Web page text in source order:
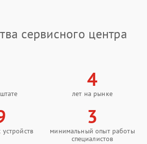
сервисного центра
4
лет на рынке
3
минимальный опыт работы
специалистов